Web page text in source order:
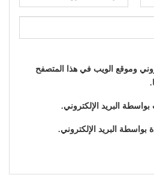
وموقع الويب في هذا المتصفح
بواسطة البريد الإلكتروني.
بواسطة البريد الإلكتروني.